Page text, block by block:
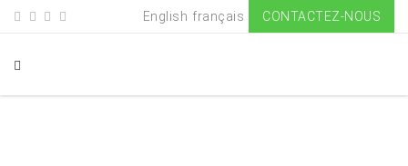
English français CONTACTEZ-NOUS